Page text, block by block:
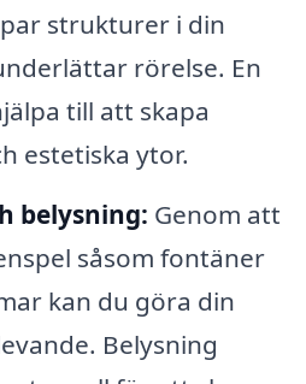
strukturer i din
rörelse. En
till att skapa
estetiska ytor.
belysning: Genom att
såsom fontäner
kan du göra din
Belysning